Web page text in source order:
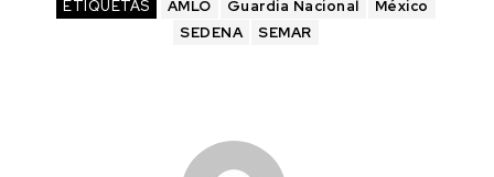
ETIQUETAS AMLO Guardia Nacional
México
SEDENA
SEMAR